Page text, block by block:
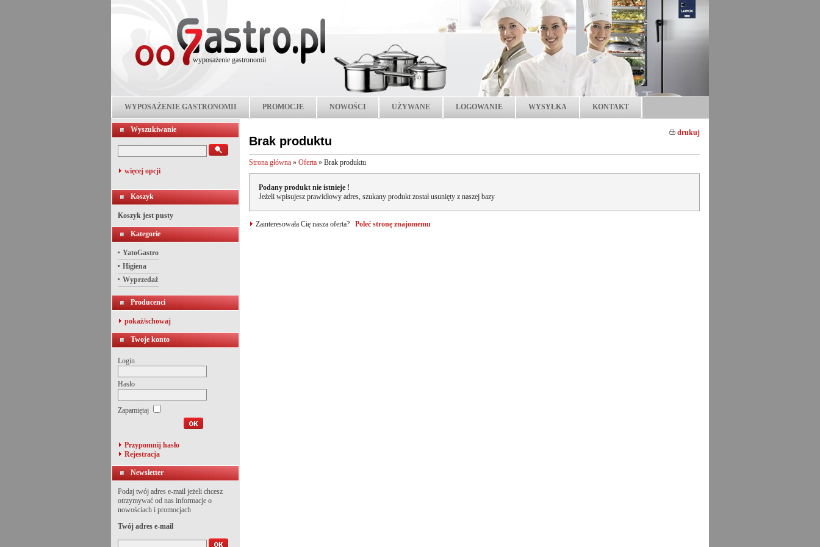
wyposażenie gastronomii
WYPOSAŻENIE GASTRONOMII PROMOCJE NOWOŚCI UŻYWANE LOGOWANIE WYSYŁKA KONTAKT
Wyszukiwanie
więcej opcji
Koszyk
Koszyk jest pusty
Kategorie
YatoGastro
Higiena
Wyprzedaż
Producenci
pokaż/schowaj
Twoje konto
Login
Hasło
Zapamiętaj
Przypomnij hasło
Rejestracja
Newsletter
Podaj twój adres e-mail jeżeli chcesz
otrzymywać od nas informacje o
nowościach i promocjach
Twój adres e-mail
drukuj
Brak produktu
Strona główna » Oferta » Brak produktu
Podany produkt nie istnieje !
Jeżeli wpisujesz prawidłowy adres, szukany produkt został usunięty z naszej bazy
Zainteresowała Cię nasza oferta? Poleć stronę znajomemu